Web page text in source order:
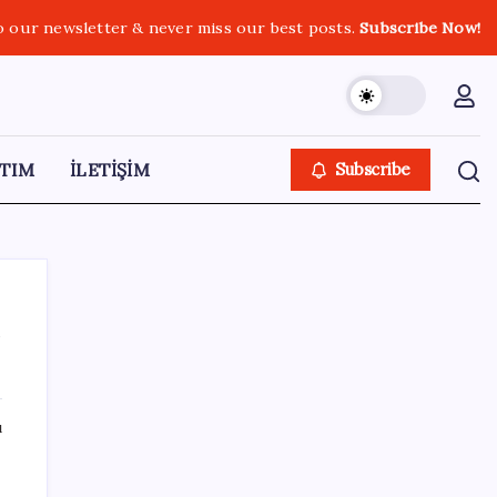
our newsletter & never miss our best posts.Subscribe Now!
İLETİŞİM Subscribe